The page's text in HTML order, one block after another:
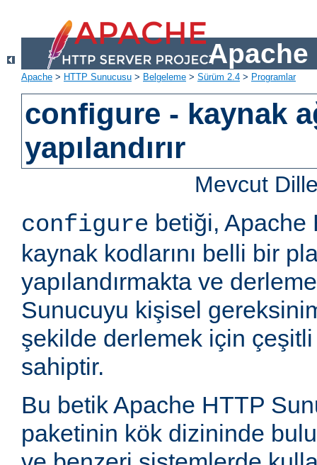
Apache
Apache > HTTP Sunucusu > Belgeleme > Sürüm 2.4 > Programlar
configure - kaynak
yapılandırır
Mevcut
configure betiği, Apache
kaynak kodlarını belli bir
yapılandırmakta ve
Sunucuyu kişisel
şekilde derlemek için
sahiptir.
Bu betik Apache HTTP
paketinin kök dizininde